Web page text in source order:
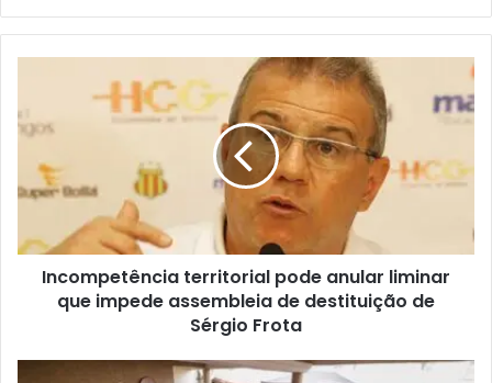
c
o
p
ê
Incompetência territorial pode anular liminar
que impede assembleia de destituição de
Sérgio Frota